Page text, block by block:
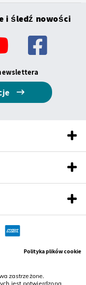
i śledź nowości
zastrzeżone.
jest potwierdzona
Polityka plików cookie